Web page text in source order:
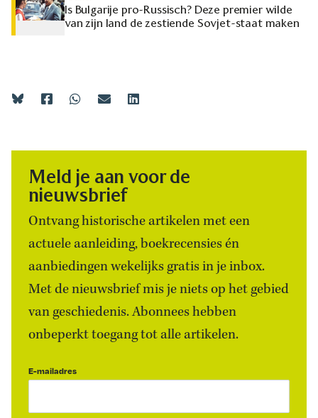
Is Bulgarije pro-Russisch? Deze premier wilde
van zijn land de zestiende Sovjet-staat maken
Meld je aan voor de
nieuwsbrief
Ontvang historische artikelen met een
actuele aanleiding, boekrecensies én
aanbiedingen wekelijks gratis in je inbox.
Met de nieuwsbrief mis je niets op het gebied
van geschiedenis. Abonnees hebben
onbeperkt toegang tot alle artikelen.
E-mailadres